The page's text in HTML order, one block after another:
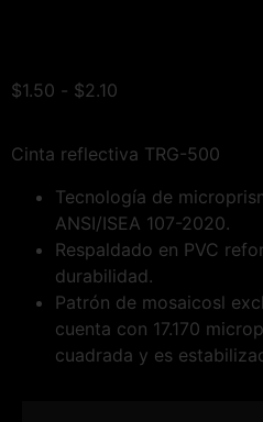
$1.50 - $2.10
Cinta reflectiva TRG-500
Tecnología de
ANSI/ISEA 107-2020.
Respaldado en PVC
durabilidad.
Patrón de mosaicosl
cuenta con 17.170
cuadrada y es